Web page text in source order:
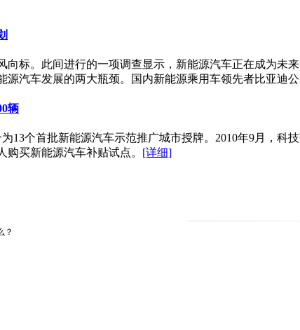
向标。此间进行的一项调查显示，新能源汽车正在成为
源汽车发展的两大瓶颈。国内新能源乘用车领先者比亚迪
辆
13个首批新能源汽车示范推广城市授牌。2010年9月，
买新能源汽车补贴试点。 [详细]
？